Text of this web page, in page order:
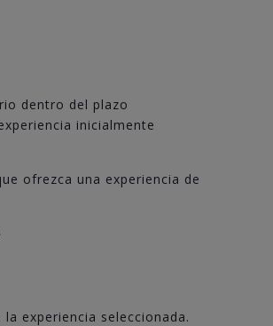
dentro del plazo
inicialmente
ofrezca una experiencia de
experiencia seleccionada.